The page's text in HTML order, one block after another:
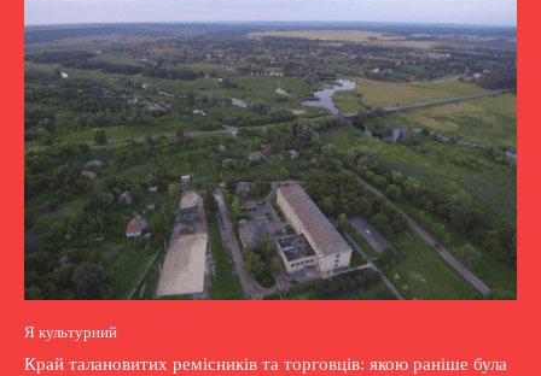
Я культурний
Край талановитих ремісників та торговців: якою раніше була